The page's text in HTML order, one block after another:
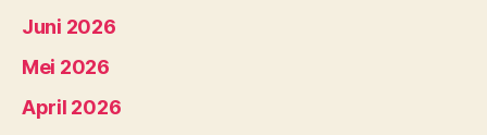
Juni 2026
Mei 2026
April 2026